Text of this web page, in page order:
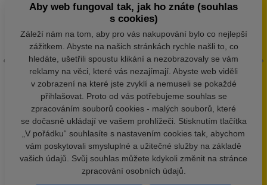
Aby web fungoval tak, jak ho znáte (souhlas
s cookies)
Záleží nám na tom, aby pro vás nakupování bylo co nejlepší
zážitkem. Abyste na našich stránkách rychle našli to, co
hledáte, ušetřili spoustu klikání a nezobrazovaly se vám
reklamy na věci, které vás nezajímají. Abyste web viděli
v zobrazení na které jste zvyklí a nemuseli se pokaždé
přihlašovat. Proto od vás potřebujeme souhlas se
zpracováním souborů cookies - malých souborů, které
se dočasně ukládají ve vašem prohlížeči. Stisknutím tlačítka
„V pořádku“ souhlasíte s nastavením cookies tak, abychom
vám poskytovali smysluplné a užitečné služby na základě
vašich údajů. Svůj souhlas můžete kdykoli změnit na stránce
zpracování osobních údajů.